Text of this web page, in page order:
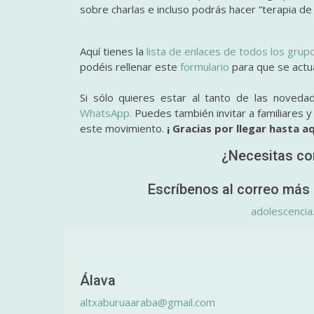
sobre charlas e incluso podrás hacer “terapia de
Aquí tienes lalista de enlaces de todos los
podéis rellenar este formulario para que se
Si sólo quieres estar al tanto de las
WhatsApp. Puedes también invitar a familiares
este movimiento. ¡ Gracias por llegar hasta
¿Necesitas
Escríbenos al correo
Álava
altxaburuaaraba@gmail.com